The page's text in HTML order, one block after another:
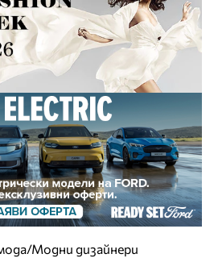
Модни дизайнери